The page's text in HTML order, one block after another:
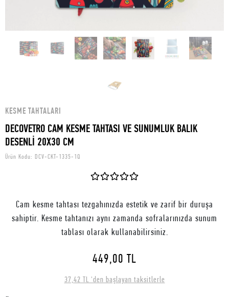
KESME TAHTALARI
DECOVETRO CAM KESME TAHTASI VE SUNUMLUK BALIK
DESENLİ 20X30 CM
Ürün Kodu: DCV-CKT-1335-1Q
Cam kesme tahtası tezgahınızda estetik ve zarif bir duruşa
sahiptir. Kesme tahtanızı aynı zamanda sofralarınızda sunum
tablası olarak kullanabilirsiniz.
449,00 TL
37,42 TL 'den başlayan taksitlerle